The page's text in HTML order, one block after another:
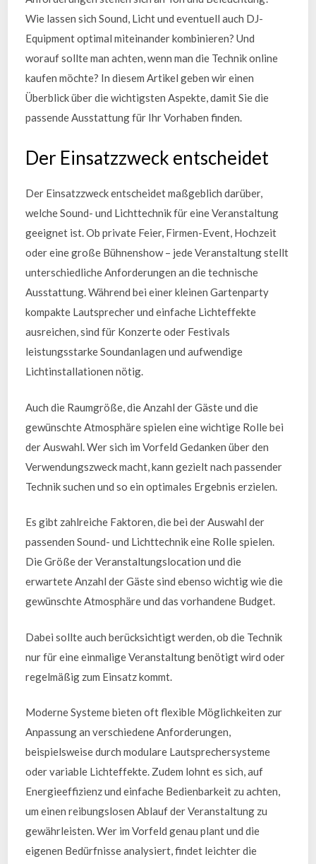
Wie lassen sich Sound, Licht und eventuell auch DJ-
Equipment optimal miteinander kombinieren? Und
worauf sollte man achten, wenn man die Technik online
kaufen möchte? In diesem Artikel geben wir einen
Überblick über die wichtigsten Aspekte, damit Sie die
passende Ausstattung für Ihr Vorhaben finden.
Der Einsatzzweck entscheidet
Der Einsatzzweck entscheidet maßgeblich darüber,
welche Sound- und Lichttechnik für eine Veranstaltung
geeignet ist. Ob private Feier, Firmen-Event, Hochzeit
oder eine große Bühnenshow – jede Veranstaltung stellt
unterschiedliche Anforderungen an die technische
Ausstattung. Während bei einer kleinen Gartenparty
kompakte Lautsprecher und einfache Lichteffekte
ausreichen, sind für Konzerte oder Festivals
leistungsstarke Soundanlagen und aufwendige
Lichtinstallationen nötig.
Auch die Raumgröße, die Anzahl der Gäste und die
gewünschte Atmosphäre spielen eine wichtige Rolle bei
der Auswahl. Wer sich im Vorfeld Gedanken über den
Verwendungszweck macht, kann gezielt nach passender
Technik suchen und so ein optimales Ergebnis erzielen.
Es gibt zahlreiche Faktoren, die bei der Auswahl der
passenden Sound- und Lichttechnik eine Rolle spielen.
Die Größe der Veranstaltungslocation und die
erwartete Anzahl der Gäste sind ebenso wichtig wie die
gewünschte Atmosphäre und das vorhandene Budget.
Dabei sollte auch berücksichtigt werden, ob die Technik
nur für eine einmalige Veranstaltung benötigt wird oder
regelmäßig zum Einsatz kommt.
Moderne Systeme bieten oft flexible Möglichkeiten zur
Anpassung an verschiedene Anforderungen,
beispielsweise durch modulare Lautsprechersysteme
oder variable Lichteffekte. Zudem lohnt es sich, auf
Energieeffizienz und einfache Bedienbarkeit zu achten,
um einen reibungslosen Ablauf der Veranstaltung zu
gewährleisten. Wer im Vorfeld genau plant und die
eigenen Bedürfnisse analysiert, findet leichter die